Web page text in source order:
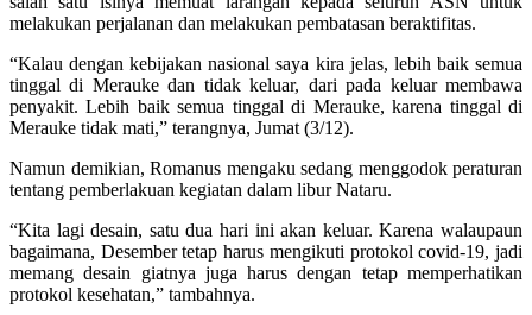
melakukan perjalanan dan melakukan pembatasan beraktifitas.
“Kalau dengan kebijakan nasional saya kira jelas, lebih baik semua
tinggal di Merauke dan tidak keluar, dari pada keluar membawa
penyakit. Lebih baik semua tinggal di Merauke, karena tinggal di
Merauke tidak mati,” terangnya, Jumat (3/12).
Namun demikian, Romanus mengaku sedang menggodok peraturan
tentang pemberlakuan kegiatan dalam libur Nataru.
“Kita lagi desain, satu dua hari ini akan keluar. Karena walaupaun
bagaimana, Desember tetap harus mengikuti protokol covid-19, jadi
memang desain giatnya juga harus dengan tetap memperhatikan
protokol kesehatan,” tambahnya.